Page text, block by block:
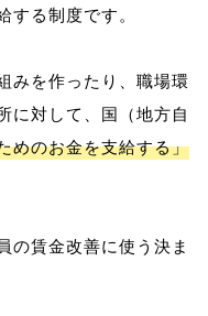
する制度です。
みを作ったり、職場環
に対して、国（地方自
めのお金を支給する」
の賃金改善に使う決ま